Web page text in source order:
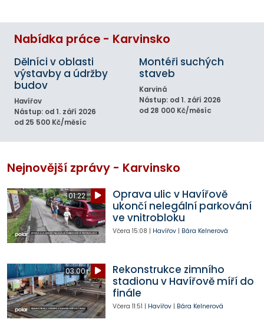
Nabídka práce - Karvinsko
Dělníci v oblasti
výstavby a údržby
budov
Havířov
Nástup: od 1. září 2026
od 25 500 Kč/měsíc
Montéři suchých
staveb
Karviná
Nástup: od 1. září 2026
od 28 000 Kč/měsíc
Nejnovější zprávy - Karvinsko
01:22
Oprava ulic v Havířově
ukončí nelegální parkování
ve vnitrobloku
Včera 15:08 | Havířov| Bára Kelnerová
03:00
Rekonstrukce zimního
stadionu v Havířově míří do
finále
Včera 11:51 | Havířov| Bára Kelnerová